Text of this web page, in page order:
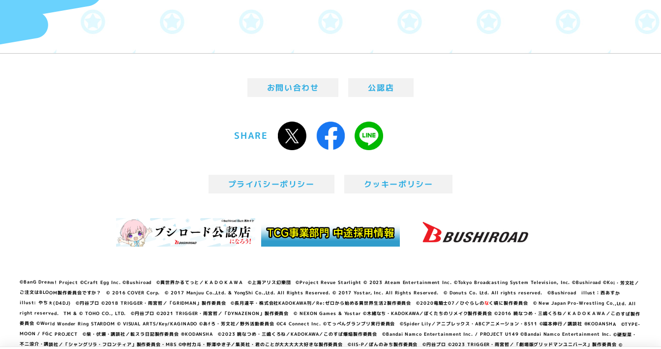
お問い合わせ 公認店
SHARE
プライバシーポリシー クッキーポリシー
©BanG Dream! Project ©Craft Egg Inc. ©Bushiroad ©異世界かるてっと／ＫＡＤＯＫＡＷＡ ©上海アリス幻樂団 ©Project Revue Starlight © 2023 Ateam Entertainment Inc. ©Tokyo Broadcasting System Television, Inc. ©Bushiroad ©Koi・芳文社／
ご注文はBLOOM製作委員会ですか？ © 2016 COVER Corp. © 2017 Manjuu Co.,Ltd. & YongShi Co.,Ltd. All Rights Reserved. © 2017 Yostar, Inc. All Rights Reserved. © Donuts Co. Ltd. All rights reserved. ©Bushiroad illust：西あすか
illust: やちぇ(D4DJ) ©円谷プロ ©2018 TRIGGER・雨宮哲／「GRIDMAN」製作委員会 ©長月達平・株式会社KADOKAWA刊／Re:ゼロから始める異世界生活2製作委員会 ©2020竜騎士07／ひぐらしのなく頃に製作委員会 © New Japan Pro-Wrestling Co.,Ltd. All
right reserved. TM & © TOHO CO., LTD. ©円谷プロ ©2021 TRIGGER・雨宮哲／「DYNAZENON」製作委員会 © NEXON Games & Yostar ©木緒なち・KADOKAWA／ぼくたちのリメイク製作委員会 ©2016 暁なつめ・三嶋くろね／ＫＡＤＯＫＡＷＡ／このすば製作
委員会 ©World Wonder Ring STARDOM © VISUAL ARTS/Key/KAGINADO ©あfろ・芳文社／野外活動委員会 ©C4 Connect Inc. ©てっぺんグランプリ実行委員会 ©Spider Lily／アニプレックス・ABCアニメーション・BS11 ©福本伸行／講談社 ®KODANSHA ©TYPE-
MOON / FGC PROJECT ©柴・伏瀬・講談社／転スラ日記製作委員会 ®KODANSHA ©2023 暁なつめ・三嶋くろね／KADOKAWA／このすば爆焔製作委員会 ©Bandai Namco Entertainment Inc. / PROJECT U149 ©Bandai Namco Entertainment Inc. ©硬梨菜・
不二涼介・講談社／「シャングリラ・フロンティア」製作委員会・MBS ©中村力斗・野澤ゆき子／集英社・君のことが大大大大大好きな製作委員会 ©IIS-P／ぽんのみち製作委員会 ©円谷プロ ©2023 TRIGGER・雨宮哲／「劇場版グリッドマンユニバース」製作委員会 ©